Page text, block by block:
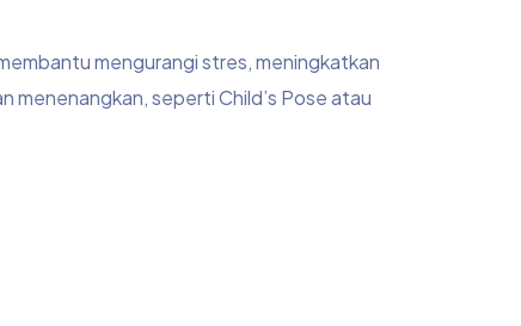
mengurangi stres, meningkatkan
seperti Child’s Pose atau